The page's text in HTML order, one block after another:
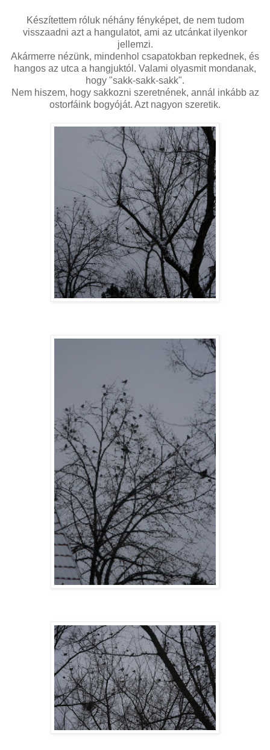
Készítettem róluk néhány fényképet, de nem tudom
visszaadni azt a hangulatot, ami az utcánkat ilyenkor
jellemzi.
Akármerre nézünk, mindenhol csapatokban repkednek, és
hangos az utca a hangjuktól. Valami olyasmit mondanak,
hogy "sakk-sakk-sakk".
Nem hiszem, hogy sakkozni szeretnének, annál inkább az
ostorfáink bogyóját. Azt nagyon szeretik.